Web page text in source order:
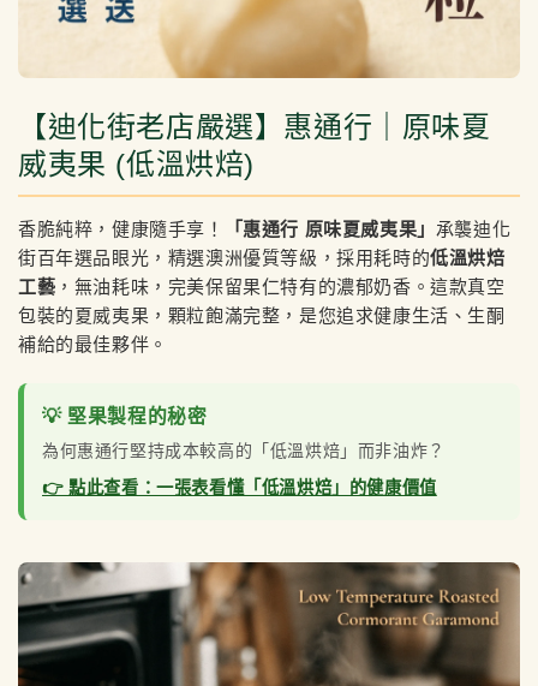
【迪化街老店嚴選】惠通行｜原味夏
威夷果 (低溫烘焙)
香脆純粹，健康隨手享！ 「惠通行 原味夏威夷果」 承襲迪化
街百年選品眼光，精選澳洲優質等級，採用耗時的低溫烘焙
工藝 ，無油耗味，完美保留果仁特有的濃郁奶香。這款真空
包裝的夏威夷果，顆粒飽滿完整，是您追求健康生活、生酮
補給的最佳夥伴。
💡 堅果製程的秘密
為何惠通行堅持成本較高的「低溫烘焙」而非油炸？
👉 點此查看：一張表看懂「低溫烘焙」的健康價值